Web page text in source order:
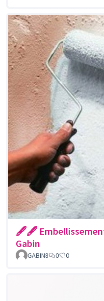
🖋🖋
Gabin
GABIN8 0 0